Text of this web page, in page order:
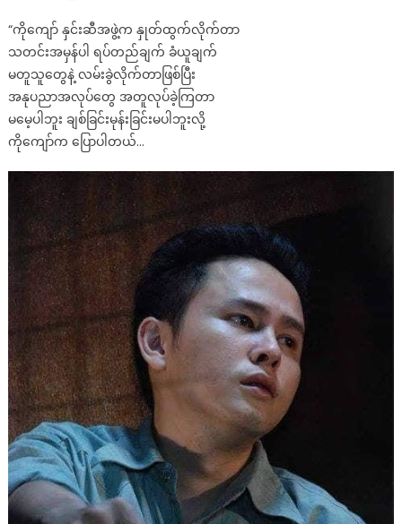
“ကိုကျော် နှင်းဆီအဖွဲ့က နှုတ်ထွက်လိုက်တာ
သတင်းအမှန်ပါ ရပ်တည်ချက် ခံယူချက်
မတူသူတွေနဲ့ လမ်းခွဲလိုက်တာဖြစ်ပြီး
အနုပညာအလုပ်တွေ အတူလုပ်ခဲ့ကြတာ
မမေ့ပါဘူး ချစ်ခြင်းမုန်းခြင်းမပါဘူးလို့
ကိုကျော်က ပြောပါတယ်…